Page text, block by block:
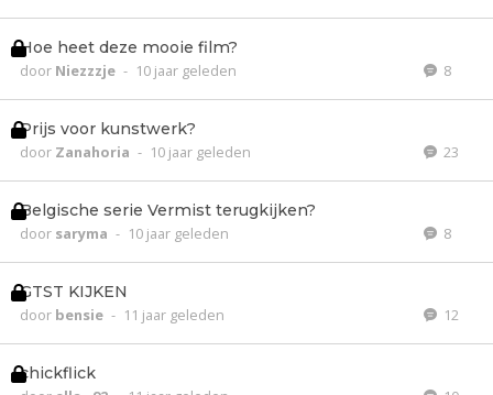
Hoe heet deze mooie film?
door Niezzzje - 10 jaar geleden 8
Prijs voor kunstwerk?
door Zanahoria - 10 jaar geleden 23
Belgische serie Vermist terugkijken?
door saryma - 10 jaar geleden 8
GTST KIJKEN
door bensie - 11 jaar geleden 12
chickflick